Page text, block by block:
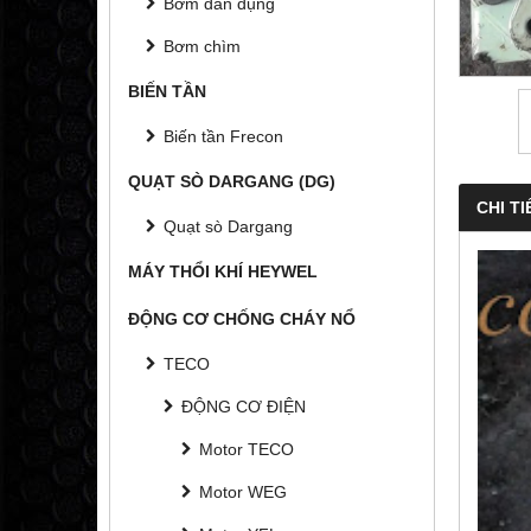
Bơm chìm
BIẾN TẦN
Biến tần Frecon
QUẠT SÒ DARGANG (DG)
Quạt sò Dargang
MÁY THỔI KHÍ HEYWEL
ĐỘNG CƠ CHỐNG CHÁY NỔ
TECO
ĐỘNG CƠ ĐIỆN
Motor TECO
Motor WEG
CHI